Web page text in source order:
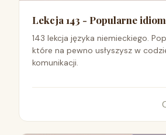
Lekcja 143 - Popularne
143 lekcja języka niemieckiego.
które na pewno usłyszysz w
komunikacji.